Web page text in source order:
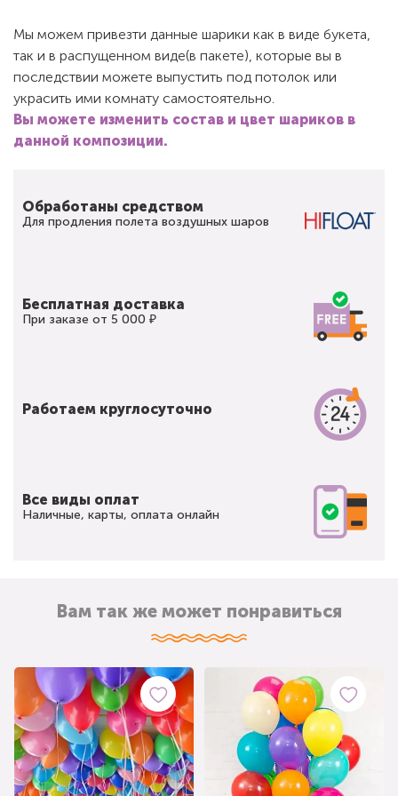
Мы можем привезти данные шарики как в виде букета,
так и в распущенном виде(в пакете), которые вы в
последствии можете выпустить под потолок или
украсить ими комнату самостоятельно.
Вы можете изменить состав и цвет шариков в
данной композиции.
Обработаны средством
Для продления полета воздушных шаров
Бесплатная доставка
При заказе от 5 000 ₽
Работаем круглосуточно
Все виды оплат
Наличные, карты, оплата онлайн
Вам так же может понравиться